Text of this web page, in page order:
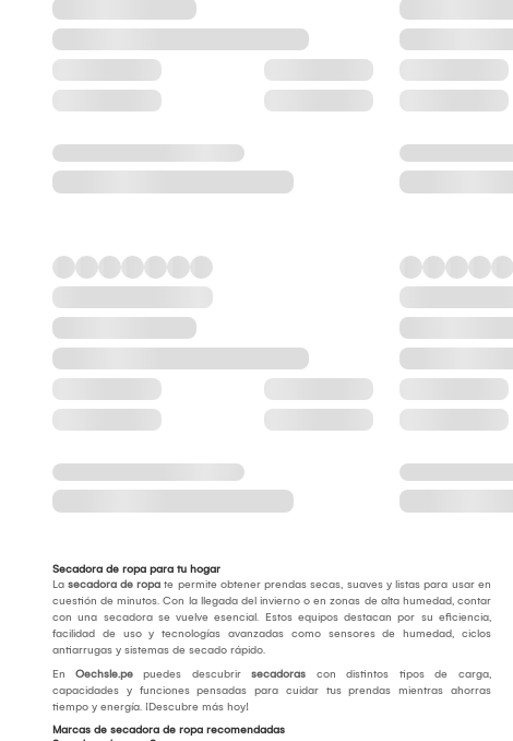
Secadora de ropa para tu hogar
La secadora de ropa te permite obtener prendas secas, suaves y listas para usar en
cuestión de minutos. Con la llegada del invierno o en zonas de alta humedad, contar
con una secadora se vuelve esencial. Estos equipos destacan por su eficiencia,
facilidad de uso y tecnologías avanzadas como sensores de humedad, ciclos
antiarrugas y sistemas de secado rápido.
En Oechsle.pe puedes descubrir secadoras con distintos tipos de carga,
capacidades y funciones pensadas para cuidar tus prendas mientras ahorras
tiempo y energía. ¡Descubre más hoy!
Marcas de secadora de ropa recomendadas